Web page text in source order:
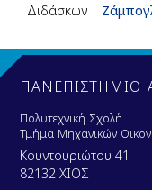
Διδάσκων
ΠΑΝΕΠΙΣΤΗΜΙΟ
Πολυτεχνική Σχολή
Τμήμα Μηχανικών
Κουντουριώτου 41
82132 ΧΙΟΣ